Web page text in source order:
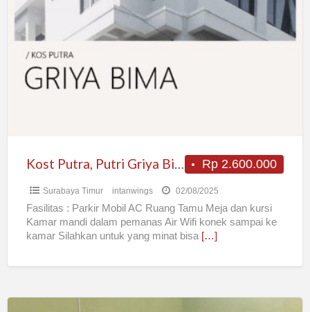
Putra,
Putri
Bima
Surabaya
Rp 2.600.000
Kost Putra, Putri Griya Bima Surabaya
Surabaya Timur intanwings 02/08/2025
Fasilitas : Parkir Mobil AC Ruang Tamu Meja dan kursi
Kamar mandi dalam pemanas Air Wifi konek sampai ke
kamar Silahkan untuk yang minat bisa […]